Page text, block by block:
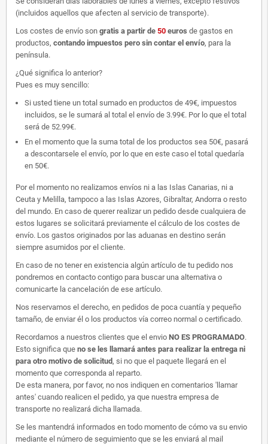
(incluidos aquellos que afecten al servicio de transporte).
Los costes de envío son gratis a partir de 50 euros de gastos en
productos, contando impuestos pero sin contar el envío, para la
península.
¿Qué significa lo anterior?
Pues es muy sencillo:
Si usted tiene un total sumado en productos de 49€, impuestos
incluidos, se le sumará al total el envío de 3.99€. Por lo que el total
será de 52.99€.
En el momento que la suma total de los productos sea 50€, pasará
a descontarsele el envío, por lo que en este caso el total quedaría
en 50€.
Por el momento no realizamos envíos ni a las Islas Canarias, ni a
Ceuta y Melilla, tampoco a las Islas Azores, Gibraltar, Andorra o resto
del mundo. En caso de querer realizar un pedido desde cualquiera de
estos lugares se solicitará previamente el cálculo de los costes de
envío. Los gastos originados por las aduanas en destino serán
siempre asumidos por el cliente.
En caso de no tener en existencia algún artículo de tu pedido nos
pondremos en contacto contigo para buscar una alternativa o
comunicarte la cancelación de ese artículo.
Nos reservamos el derecho, en pedidos de poca cuantía y pequeño
tamaño, de enviar él o los productos vía correo normal o certificado.
Recordamos a nuestros clientes que el envio NO ES PROGRAMADO.
Esto significa que no se les llamará antes para realizar la entrega ni
para otro motivo de solicitud, si no que el paquete llegará en el
momento que corresponda al reparto.
De esta manera, por favor, no nos indiquen en comentarios 'llamar
antes' cuando realicen el pedido, ya que nuestra empresa de
transporte no realizará dicha llamada.
Se les mantendrá informados en todo momento de cómo va su envio
mediante el número de seguimiento que se les enviará al mail